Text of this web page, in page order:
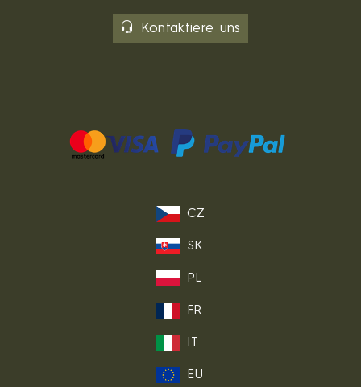
Kontaktiere uns
CZ
SK
PL
FR
EU